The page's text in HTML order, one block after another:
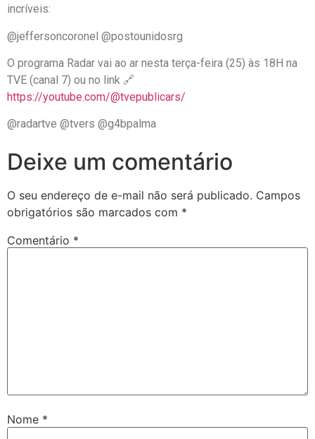
incríveis:
@jeffersoncoronel @postounidosrg
O programa Radar vai ao ar nesta terça-feira (25) às 18H na
TVE (canal 7) ou no link 🔗
https://youtube.com/@tvepublicars/
@radartve @tvers @g4bpalma
Deixe um comentário
O seu endereço de e-mail não será publicado. Campos
obrigatórios são marcados com *
Comentário *
Nome *